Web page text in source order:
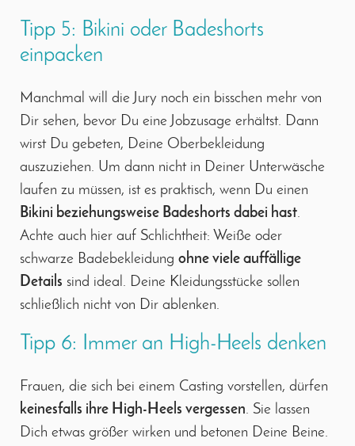
Tipp 5: Bikini oder Badeshorts
einpacken
Manchmal will die Jury noch ein bisschen mehr von
Dir sehen, bevor Du eine Jobzusage erhältst. Dann
wirst Du gebeten, Deine Oberbekleidung
auszuziehen. Um dann nicht in Deiner Unterwäsche
laufen zu müssen, ist es praktisch, wenn Du einen
Bikini beziehungsweise Badeshorts dabei hast.
Achte auch hier auf Schlichtheit: Weiße oder
schwarze Badebekleidung ohne viele auffällige
Details sind ideal. Deine Kleidungsstücke sollen
schließlich nicht von Dir ablenken.
Tipp 6: Immer an High-Heels denken
Frauen, die sich bei einem Casting vorstellen, dürfen
keinesfalls ihre High-Heels vergessen. Sie lassen
Dich etwas größer wirken und betonen Deine Beine.